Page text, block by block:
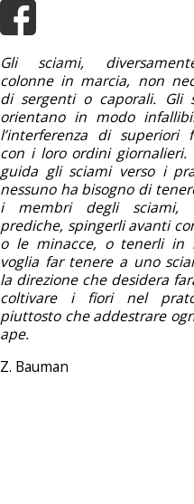
Gli sciami,
colonne in marcia, non
di sergenti o caporali. Gli
orientano in modo
l’interferenza di superiori
con i loro ordini giornalieri.
guida gli sciami verso i
nessuno ha bisogno di
i membri degli sciami,
prediche, spingerli avanti
o le minacce, o tenerli in
voglia far tenere a uno
la direzione che desidera
coltivare i fiori nel
piuttosto che addestrare
ape.
Z. Bauman